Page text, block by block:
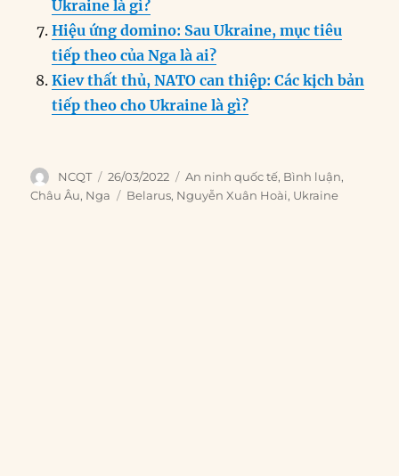
Ukraine là gì?
Hiệu ứng domino: Sau Ukraine, mục tiêu
tiếp theo của Nga là ai?
Kiev thất thủ, NATO can thiệp: Các kịch bản
tiếp theo cho Ukraine là gì?
Author
NCQT
Posted
on
26/03/2022 Categories
An ninh quốc tế, Bình luận,
Châu Âu, Nga Tags
Belarus, Nguyễn Xuân Hoài, Ukraine